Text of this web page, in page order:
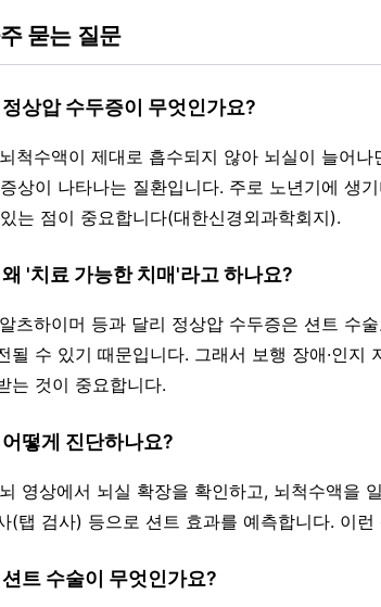
묻는 질문
상압 수두증이 무엇인가요?
척수액이 제대로 흡수되지 않아 뇌실이 늘어
상이 나타나는 질환입니다. 주로 노년기에 생
는 점이 중요합니다(대한신경외과학회지).
'치료 가능한 치매'라고 하나요?
츠하이머 등과 달리 정상압 수두증은 션트 수
될 수 있기 때문입니다. 그래서 보행 장애·인지
는 것이 중요합니다.
떻게 진단하나요?
영상에서 뇌실 확장을 확인하고, 뇌척수액을
(탭 검사) 등으로 션트 효과를 예측합니다. 이
트 수술이 무엇인가요?